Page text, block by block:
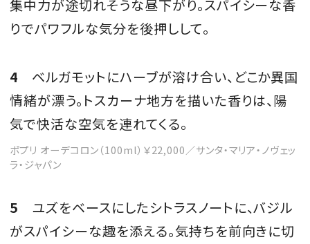
集中力が途切れそうな昼下がり。スパイシーな香
りでパワフルな気分を後押しして。
4 ベルガモットにハーブが溶け合い、どこか異国
情緒が漂う。トスカーナ地方を描いた香りは、陽
気で快活な空気を連れてくる。
ポプリ オーデコロン（100ml）￥22,000／サンタ・マリア・ノヴェッ
ラ・ジャパン
5 ユズをベースにしたシトラスノートに、バジル
がスパイシーな趣を添える。気持ちを前向きに切